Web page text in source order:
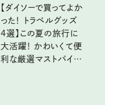
【ダイソーで買ってよか
った！ トラベルグッズ
4選】この夏の旅行に
大活躍！ かわいくて便
利な厳選マストバイア